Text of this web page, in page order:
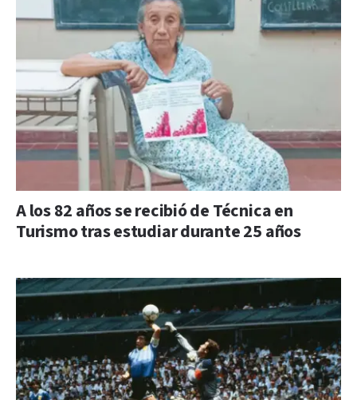
A los 82 años se recibió de Técnica en
Turismo tras estudiar durante 25 años